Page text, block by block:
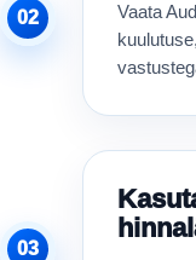
02
Vaata
03